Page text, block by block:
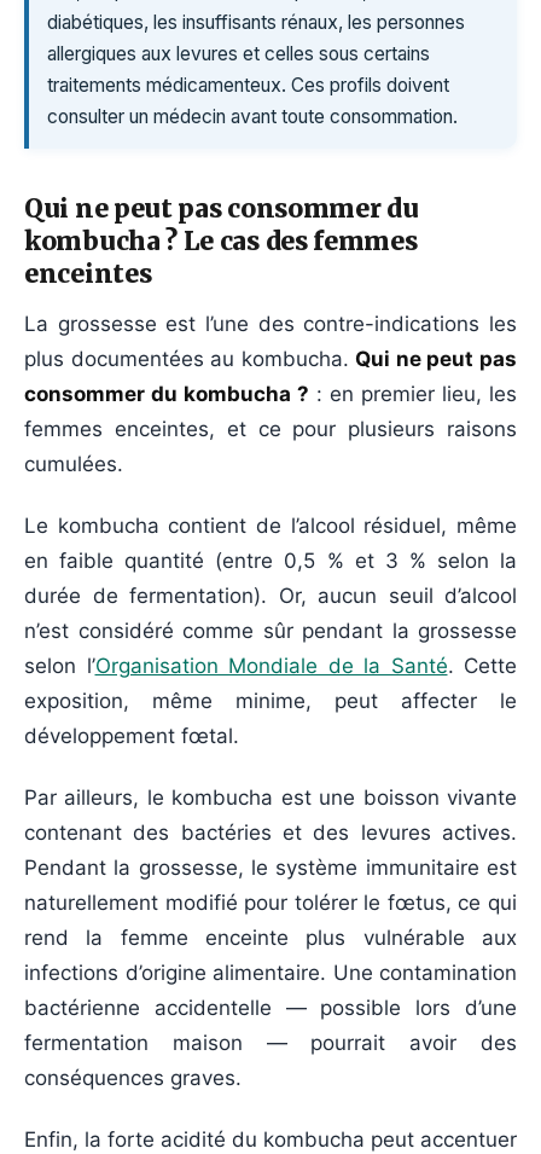
diabétiques, les insuffisants rénaux, les personnes
allergiques aux levures et celles sous certains
traitements médicamenteux. Ces profils doivent
consulter un médecin avant toute consommation.
Qui ne peut pas consommer du
kombucha ? Le cas des femmes
enceintes
La grossesse est l’une des contre-indications les
plus documentées au kombucha.Qui ne peut pas
consommer du kombucha ? : en premier lieu, les
femmes enceintes, et ce pour plusieurs raisons
cumulées.
Le kombucha contient de l’alcool résiduel, même
en faible quantité (entre 0,5 % et 3 % selon la
durée de fermentation). Or, aucun seuil d’alcool
n’est considéré comme sûr pendant la grossesse
selon l’Organisation Mondiale de la Santé. Cette
exposition, même minime, peut affecter le
développement fœtal.
Par ailleurs, le kombucha est une boisson vivante
contenant des bactéries et des levures actives.
Pendant la grossesse, le système immunitaire est
naturellement modifié pour tolérer le fœtus, ce qui
rend la femme enceinte plus vulnérable aux
infections d’origine alimentaire. Une contamination
bactérienne accidentelle — possible lors d’une
fermentation maison — pourrait avoir des
conséquences graves.
Enfin, la forte acidité du kombucha peut accentuer